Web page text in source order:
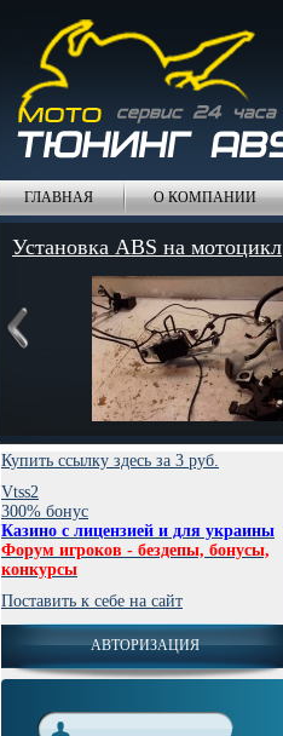
ГЛАВНАЯ О КОМПАНИИ
Установка ABS на мотоцикл
Купить ссылку здесь за 3 руб.
Vtss2
300% бонус
Казино с лицензией и для украины
Форум игроков - бездепы, бонусы,
конкурсы
Поставить к себе на сайт
АВТОРИЗАЦИЯ